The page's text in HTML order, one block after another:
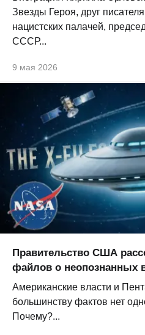
Звезды Героя, друг
нацистских палачей,
СССР...
9 мая 2026
Правительство США
файлов о неопознанных
Американские власти и
большинству фактов нет
Почему?...